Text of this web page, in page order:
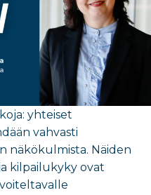
yhteiset
vahvasti
näkökulmista. Näiden
kilpailukyky ovat